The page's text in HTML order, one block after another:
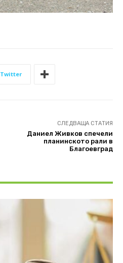
Twitter
СЛЕДВАЩА СТАТИЯ
Даниел Живков спечели
планинското рали в
Благоевград